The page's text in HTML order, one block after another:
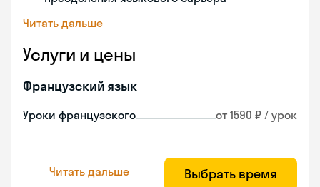
Читать дальше
Услуги и цены
Французский язык
Уроки французского от 1590 ₽ / урок
Читать дальше Выбрать время